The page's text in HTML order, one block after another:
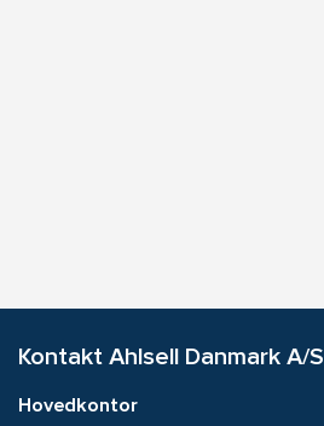
Kontakt Ahlsell Danmark A/S
Hovedkontor